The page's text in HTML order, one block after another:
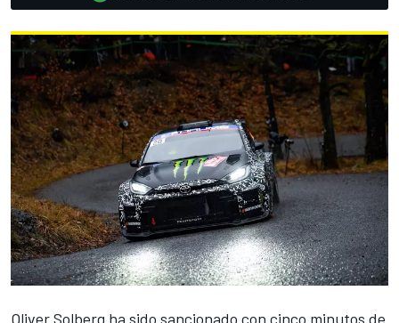
Oliver Solberg ha sido sancionado con cinco minutos de